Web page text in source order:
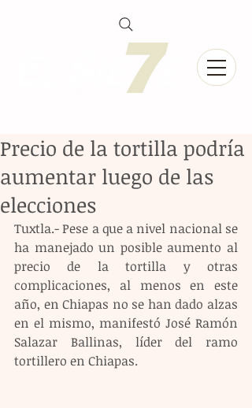
Precio de la tortilla podría
aumentar luego de las
elecciones
Tuxtla.- Pese a que a nivel nacional se
ha manejado un posible aumento al
precio de la tortilla y otras
complicaciones, al menos en este
año, en Chiapas no se han dado alzas
en el mismo, manifestó José Ramón
Salazar Ballinas, líder del ramo
tortillero en Chiapas.